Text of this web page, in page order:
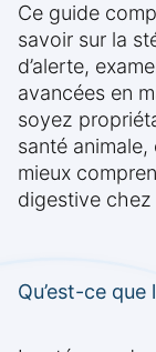
Ce guide
savoir sur la
d’alerte,
avancées en
soyez
santé
mieux
digestive chez
Qu’est-ce